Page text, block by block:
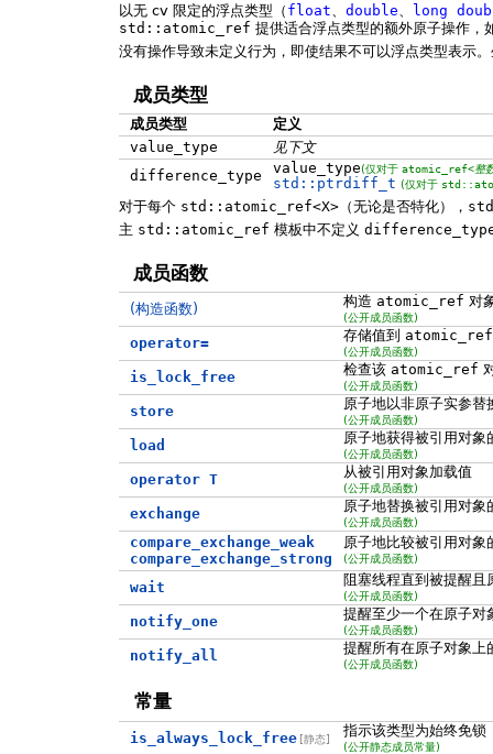
以无 cv 限定的浮点类型（ float double long
std::atomic_ref 提供适合浮点类型的额外原子操作，
没有操作导致未定义行为，即使结果不可以浮点类型表示
成员类型
成员类型
定义
value_type
见下文
difference_type
value_type(仅对于 atomic_ref<整
std::ptrdiff_t (仅对于
对于每个 std::atomic_ref<X> （无论是否特化），
主 std::atomic_ref 模板中不定义
成员函数
(构造函数) 构造 atomic_ref 对
(公开成员函数)
operator= 存储值到 atomic_ref
(公开成员函数)
is_lock_free 检查该 atomic_ref
(公开成员函数)
store 原子地以非原子实参替
(公开成员函数)
load 原子地获得被引用对象
(公开成员函数)
operator T 从被引用对象加载值
(公开成员函数)
exchange 原子地替换被引用对
(公开成员函数)
compare_exchange_weak
compare_exchange_strong
原子地比较被引用对
(公开成员函数)
wait 阻塞线程直到被提醒且
(公开成员函数)
notify_one 提醒至少一个在原子对
(公开成员函数)
notify_all 提醒所有在原子对象上
(公开成员函数)
常量
is_always_lock_free [静态] 指示该类型为始终免锁
(公开静态成员常量)